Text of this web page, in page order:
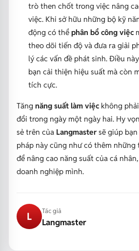
trò then chốt trong việc nâng
việc. Khi sở hữu những bộ kỹ
động có thể phân bổ công việc
theo dõi tiến độ và đưa ra giải
lý các vấn đề phát sinh. Điều
bạn cải thiện hiệu suất mà còn
tích cực.
Tăng năng suất làm việckhông
đổi trong ngày một ngày hai. Hy
sẻ trên của Langmastersẽ giúp
pháp này cũng như có thêm những
để nâng cao năng suất của cá
doanh nghiệp mình.
L Tác giả
Langmaster